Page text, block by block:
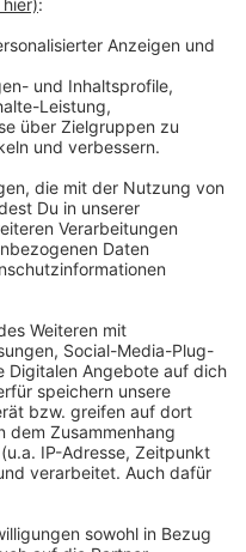
verkleidet.
grau: Die Jecken in
gestürmt, so in
Bad Münstereifel. In
im